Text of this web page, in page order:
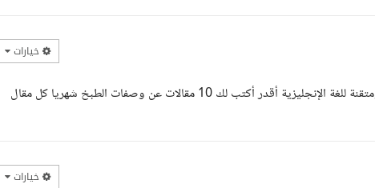
خيارات
و عليكم السلام ورحمة الله وبركاته أنا كاتبة محتوى محترفة ومتقنة للغة الإنجليزية أقدر أكتب لك 10 مقالات عن وصفات الطبخ شهريا كل مقال
خيارات